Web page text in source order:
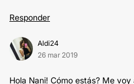
Responder
Aldi24
26 mar 2019
Hola Nani! Cómo estás? Me